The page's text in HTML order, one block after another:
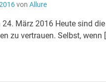
von Allure
März 2016 Heute sind
zu vertrauen. Selbst, wenn